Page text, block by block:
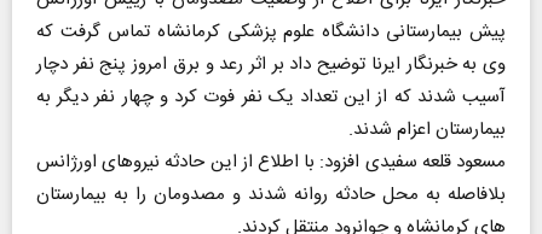
پیش بیمارستانی دانشگاه علوم پزشکی کرمانشاه تماس گرفت که
وی به خبرنگار ایرنا توضیح داد بر اثر رعد و برق امروز پنج نفر دچار
آسیب شدند که از این تعداد یک نفر فوت کرد و چهار نفر دیگر به
بیمارستان اعزام شدند.
مسعود قلعه سفیدی افزود: با اطلاع از این حادثه نیروهای اورژانس
بلافاصله به محل حادثه روانه شدند و مصدومان را به بیمارستان
های کرمانشاه و جوانرود منتقل کردند.